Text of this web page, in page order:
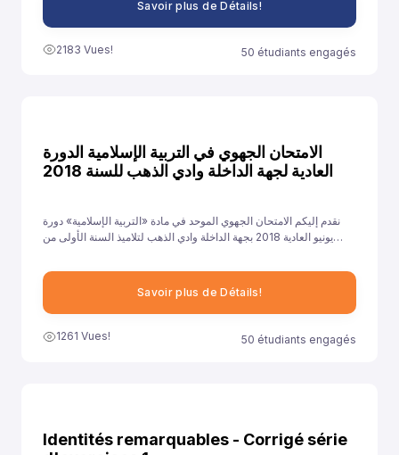
Savoir plus de Détails!
2183 Vues! 50 étudiants engagés
الامتحان الجهوي في التربية الإسلامية الدورة
العادية لجهة الداخلة وادي الذهب للسنة 2018
نقدم إليكم الامتحان الجهوي الموحد في مادة «التربية الإسلامية» دورة
يونيو العادية 2018 بجهة الداخلة وادي الذهب لتلاميذ السنة الأولى من
توفيرنا لهذا النموذج إلى مساعدة تلاميذ على الاستعداد الجيد لخوض غمار
Savoir plus de Détails!
1261 Vues! 50 étudiants engagés
Identités remarquables - Corrigé série